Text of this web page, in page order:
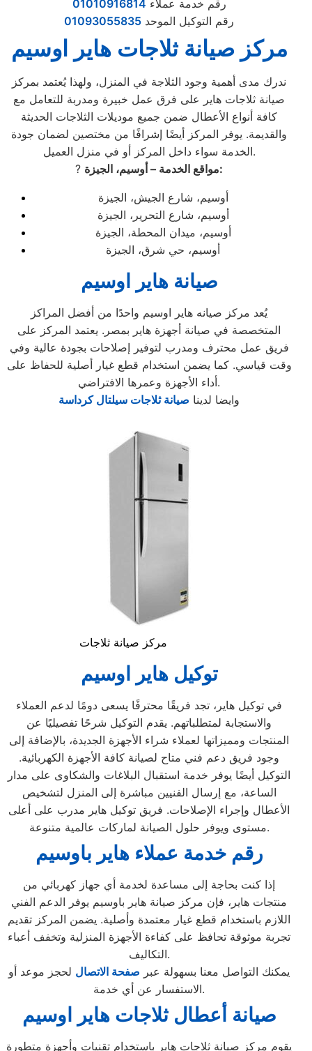
رقم خدمة عملاء 01010916814
رقم التوكيل الموحد 01093055835
مركز صيانة ثلاجات هاير اوسيم
ندرك مدى أهمية وجود الثلاجة في المنزل، ولهذا يُعتمد بمركز
صيانة ثلاجات هاير على فرق عمل خبيرة ومدربة للتعامل مع
كافة أنواع الأعطال ضمن جميع موديلات الثلاجات الحديثة
والقديمة. يوفر المركز أيضًا إشرافًا من مختصين لضمان جودة
الخدمة سواء داخل المركز أو في منزل العميل.
?
مواقع الخدمة – أوسيم، الجيزة:
أوسيم، شارع الجيش، الجيزة
أوسيم، شارع التحرير، الجيزة
أوسيم، ميدان المحطة، الجيزة
أوسيم، حي شرق، الجيزة
صيانة هاير اوسيم
يُعد مركز صيانه هاير اوسيم واحدًا من أفضل المراكز
المتخصصة في صيانة أجهزة هاير بمصر. يعتمد المركز على
فريق عمل محترف ومدرب لتوفير إصلاحات بجودة عالية وفي
وقت قياسي. كما يضمن استخدام قطع غيار أصلية للحفاظ على
أداء الأجهزة وعمرها الافتراضي.
وايضا لدينا صيانة ثلاجات سيلتال كرداسة
مركز صيانة ثلاجات
توكيل هاير اوسيم
في توكيل هاير، تجد فريقًا محترفًا يسعى دومًا لدعم العملاء
والاستجابة لمتطلباتهم. يقدم التوكيل شرحًا تفصيليًا عن
المنتجات ومميزاتها لعملاء شراء الأجهزة الجديدة، بالإضافة إلى
وجود فريق دعم فني متاح لصيانة كافة الأجهزة الكهربائية.
التوكيل أيضًا يوفر خدمة استقبال البلاغات والشكاوى على مدار
الساعة، مع إرسال الفنيين مباشرة إلى المنزل لتشخيص
الأعطال وإجراء الإصلاحات. فريق توكيل هاير مدرب على أعلى
مستوى ويوفر حلول الصيانة لماركات عالمية متنوعة.
رقم خدمة عملاء هاير باوسيم
إذا كنت بحاجة إلى مساعدة لخدمة أي جهاز كهربائي من
منتجات هاير، فإن مركز صيانة هاير باوسيم يوفر الدعم الفني
اللازم باستخدام قطع غيار معتمدة وأصلية. يضمن المركز تقديم
تجربة موثوقة تحافظ على كفاءة الأجهزة المنزلية وتخفف أعباء
التكاليف.
يمكنك التواصل معنا بسهولة عبر صفحة الاتصال لحجز موعد أو
الاستفسار عن أي خدمة.
صيانة أعطال ثلاجات هاير اوسيم
يقوم مركز صيانة ثلاجات هاير باستخدام تقنيات وأجهزة متطورة